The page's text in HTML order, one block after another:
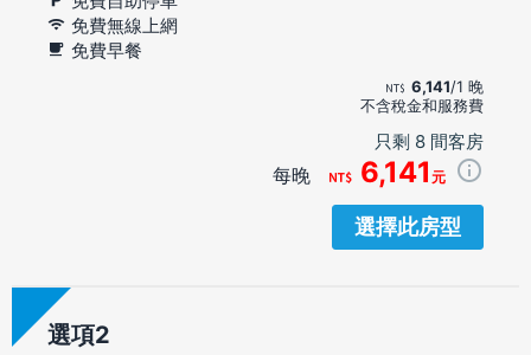
免費無線上網
免費早餐
6,141/1 晚
不含稅金和服務費
只剩 8 間客房
每晚 6,141 元
選擇此房型
選項